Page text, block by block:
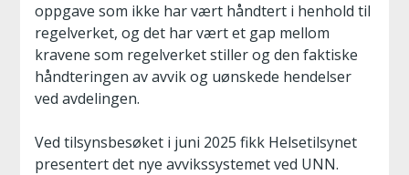
oppgave som ikke har vært håndtert i henhold til
regelverket, og det har vært et gap mellom
kravene som regelverket stiller og den faktiske
håndteringen av avvik og uønskede hendelser
ved avdelingen.
Ved tilsynsbesøket i juni 2025 fikk Helsetilsynet
presentert det nye avvikssystemet ved UNN.